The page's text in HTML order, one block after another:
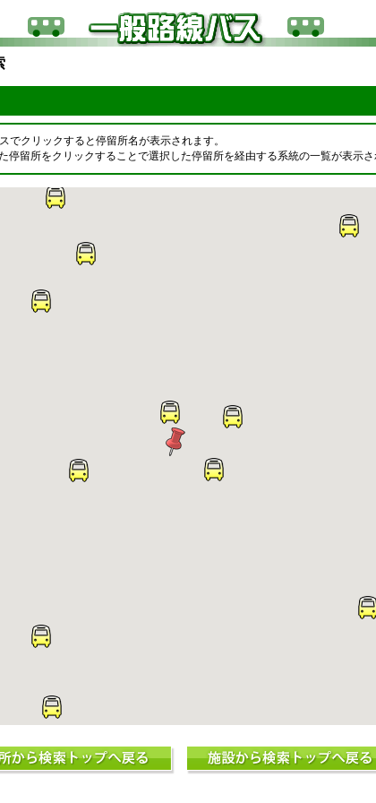
でクリックすると停留所名が表示されます。
停留所をクリックすることで選択した停留所を経由する系統の一覧が表示